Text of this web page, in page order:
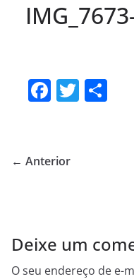
F
e
k
T
← Anterior
Deixe um
O seu endereço de e-